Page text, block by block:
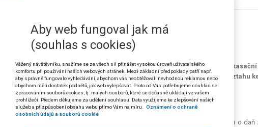
§ 107 soudního řádu správního
účinek podle § 107 soudního řádu správního může být v řízení o
rozhodnutí krajského soudu (či jeho části), ale i přímo ve vztahu
se dotyčné řízení před krajským soudem vedlo.
Nejvyššího správního soudu ze dne 6. 12. 2005, čj. 2 Afs 77/2005-96)
s ručením omezeným F. proti Finančnímu ředitelství pro hl. m. Prahu o
Aby web fungoval jak má
(souhlas s cookies)
Vážený návštěvníku, snažíme se ze všech sil přinášet vysokou úroveň uživatelského
komfortu při používání našich webových stránek. Mezi základní předpoklady patří např.
aby správně fungovalo vyhledávání, abychom vás neobtěžovali nevhodnou reklamou nebo
abychom měli dostatek podnětů, jak web vylepšovat. Proto od Vás potřebujeme souhlas se
zpracováním souborů cookies, tj. malých souborů, které se dočasně ukládají ve vašem
prohlížeči. Předem děkujeme za udělení souhlasu. Data využijeme ke zlepšování našich
služeb a přizpůsobení obsahu webu přímo Vám na míru.
Oznámení o ochraně
osobních údajů a souborů cookie